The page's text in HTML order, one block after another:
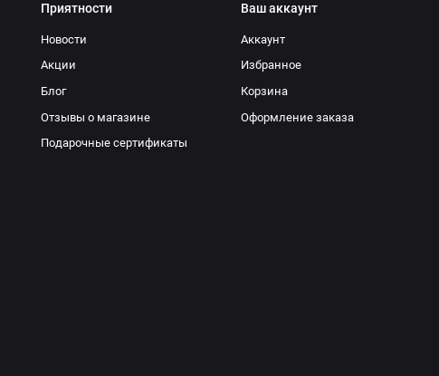
Приятности
Новости
Акции
Блог
Отзывы о магазине
Подарочные сертификаты
Ваш аккаунт
Аккаунт
Избранное
Корзина
Оформление заказа